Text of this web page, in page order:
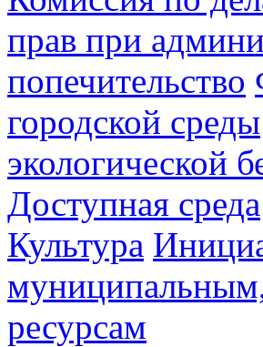
прав при
попечительство
городской среды
экологической
Доступная среда
Культура
ресурсам